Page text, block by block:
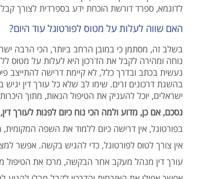
לדוגמא, ספרד דורשת הוכחת ידע בספרדית לצורך
האם שווה לעלות על מטוס לפורטוגל עוד היום?
בשלב זה, מסתמן כי במובן הרחב ביותר, הכי הרבה
נוחה ומהירה לקבל את הדרכון היא לעלות על מטוס
נעשית בכתב ובדרך כלל, לא קיימת דרישה להתייצב
בהשגת דרכונים זרים. שימו לב שלא כל עורך דין
ישראלים, יוכל להעניק את הטיפול הנאות, מתוך
נסכם, אם כן, מדוע ולמה הכי נוח כיום לפנות לעורך
בפורטוגל, אין דרישה כיום ללמוד את השפה
אין צורך לטוס לפורטוגל, כדי להגיש בקשה. אפשר
עורך דין מנהל מעקב אחר הבקשה, מרכז את הטיפול